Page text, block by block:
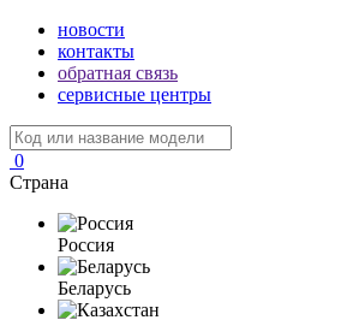
новости
контакты
обратная связь
сервисные центры
0
Страна
Россия
Беларусь